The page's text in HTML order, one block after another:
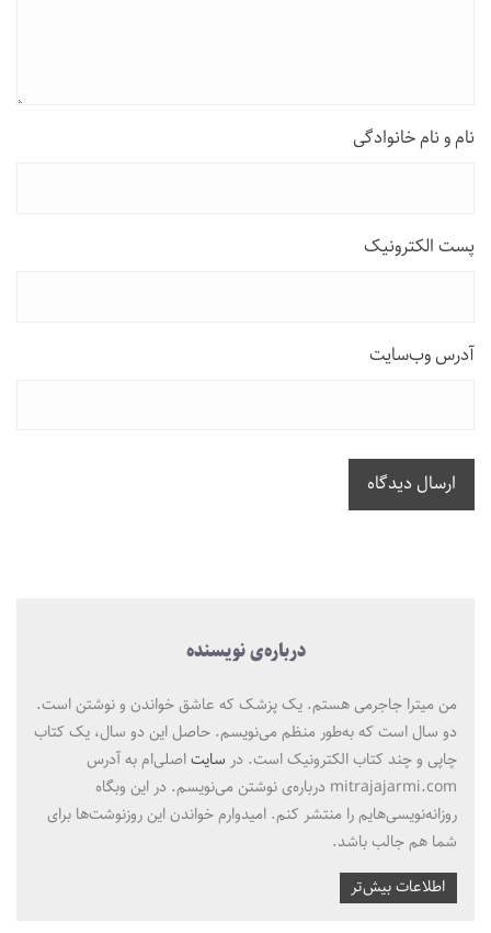
نام و نام خانوادگی
پست الکترونیک
آدرس وب‌سایت
ارسال دیدگاه
درباره‌ی نویسنده
من میترا جاجرمی هستم. یک پزشک که عاشق خواندن و نوشتن است.
دو سال است که به‌طور منظم می‌نویسم. حاصل این دو سال، یک کتاب
چاپی و چند کتاب الکترونیک است. در سایتاصلی‌ام به آدرس
mitrajajarmi.com درباره‌ی نوشتن می‌نویسم. در این وبگاه
روزانه‌نویسی‌هایم را منتشر کنم. امیدوارم خواندن این روزنوشت‌ها برای
شما هم جالب باشد.
اطلاعات بیش‌تر